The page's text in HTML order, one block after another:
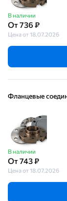
В наличии
От 736 ₽
Цена от 18.07.2026
Фланцевые
В наличии
От 743 ₽
Цена от 18.07.2026